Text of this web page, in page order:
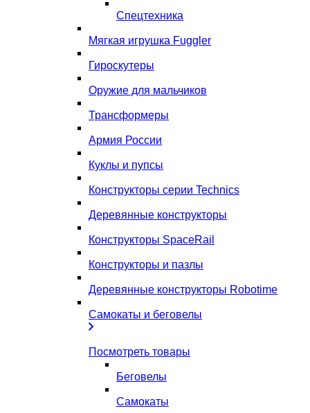
Спецтехника
Мягкая игрушка Fuggler
Гироскутеры
Оружие для мальчиков
Трансформеры
Армия России
Куклы и пупсы
Конструкторы серии Technics
Деревянные конструкторы
Конструкторы SpaceRail
Конструкторы и пазлы
Деревянные конструкторы Robotime
Самокаты и беговелы
Посмотреть товары
Беговелы
Самокаты